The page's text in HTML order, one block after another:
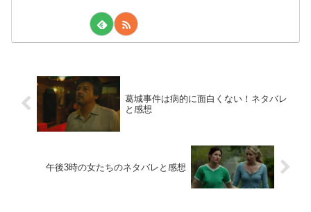
葛城事件は病的に面白くない！ネタバレ
と感想
午後3時の女たちのネタバレと感想